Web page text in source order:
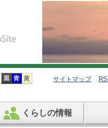
サイトマップ
くらしの情報